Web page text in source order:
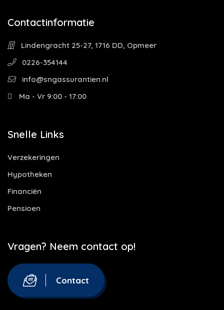
Contactinformatie
Lindengracht 25-27, 1716 DD, Opmeer
0226-354144
info@sngassurantien.nl
Ma - Vr 9:00 - 17:00
Snelle Links
Verzekeringen
Hypotheken
Financiën
Pensioen
Vragen? Neem contact op!
Contact